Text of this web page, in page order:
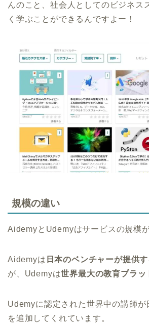
んのこと、社会人としてのビジネス
く学ぶことができるんですよー！
規模の違い
AidemyとUdemyはサービスの規模
Aidemyは 日本のベンチャーが提供
が、Udemyは世界最大の教育プラッ
Udemyに認定された世界中の講師が
を追加してくれています。